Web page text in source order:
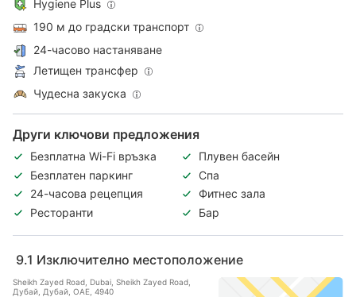
Hygiene Plus
190 м до градски транспорт
24-часово настаняване
Летищен трансфер
Чудесна закуска
Други ключови предложения
Безплатна Wi-Fi връзка
Плувен басейн
Безплатен паркинг
Спа
24-часова рецепция
Фитнес зала
Ресторанти
Бар
9.1 Изключително местоположение
Sheikh Zayed Road, Dubai, Sheikh Zayed Road,
Дубай, Дубай, ОАЕ, 4940